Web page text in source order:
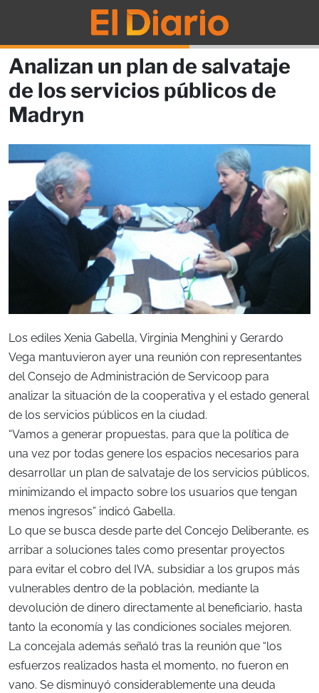
Analizan un plan de salvataje
de los servicios públicos de
Madryn
Los ediles Xenia Gabella, Virginia Menghini y Gerardo
Vega mantuvieron ayer una reunión con representantes
del Consejo de Administración de Servicoop para
analizar la situación de la cooperativa y el estado general
de los servicios públicos en la ciudad.
“Vamos a generar propuestas, para que la política de
una vez por todas genere los espacios necesarios para
desarrollar un plan de salvataje de los servicios públicos,
minimizando el impacto sobre los usuarios que tengan
menos ingresos” indicó Gabella.
Lo que se busca desde parte del Concejo Deliberante, es
arribar a soluciones tales como presentar proyectos
para evitar el cobro del IVA, subsidiar a los grupos más
vulnerables dentro de la población, mediante la
devolución de dinero directamente al beneficiario, hasta
tanto la economía y las condiciones sociales mejoren.
La concejala además señaló tras la reunión que “los
esfuerzos realizados hasta el momento, no fueron en
vano. Se disminuyó considerablemente una deuda